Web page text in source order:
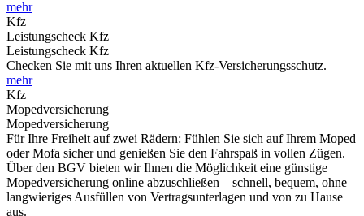
mehr
Kfz
Leistungscheck Kfz
Leistungscheck Kfz
Checken Sie mit uns Ihren aktuellen Kfz-Versicherungsschutz.
mehr
Kfz
Mopedversicherung
Mopedversicherung
Für Ihre Freiheit auf zwei Rädern: Fühlen Sie sich auf Ihrem Moped
oder Mofa sicher und genießen Sie den Fahrspaß in vollen Zügen.
Über den BGV bieten wir Ihnen die Möglichkeit eine günstige
Mopedversicherung online abzuschließen – schnell, bequem, ohne
langwieriges Ausfüllen von Vertragsunterlagen und von zu Hause
aus.